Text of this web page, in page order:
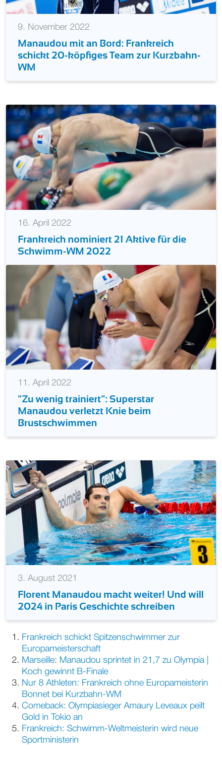
9. November 2022
Manaudou mit an Bord: Frankreich
schickt 20-köpfiges Team zur Kurzbahn-
WM
16. April 2022
Frankreich nominiert 21 Aktive für die
Schwimm-WM 2022
11. April 2022
"Zu wenig trainiert": Superstar
Manaudou verletzt Knie beim
Brustschwimmen
3. August 2021
Florent Manaudou macht weiter! Und will
2024 in Paris Geschichte schreiben
Frankreich schickt Spitzenschwimmer zur
Europameisterschaft
Marseille: Manaudou sprintet in 21,7 zu Olympia |
Koch gewinnt B-Finale
Nur 8 Athleten: Frankreich ohne Europameisterin
Bonnet bei Kurzbahn-WM
Comeback: Olympiasieger Amaury Leveaux peilt
Gold in Tokio an
Frankreich: Schwimm-Weltmeisterin wird neue
Sportministerin